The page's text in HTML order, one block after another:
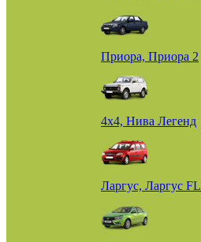
Приора, Приора 2
4х4, Нива Легенд
Ларгус, Ларгус FL